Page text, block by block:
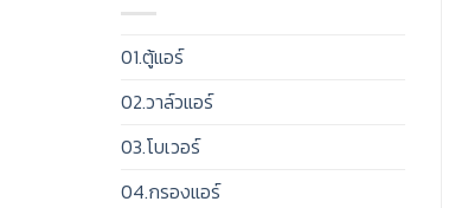
01.ตู้แอร์
02.วาล์วแอร์
03.โบเวอร์
04.กรองแอร์